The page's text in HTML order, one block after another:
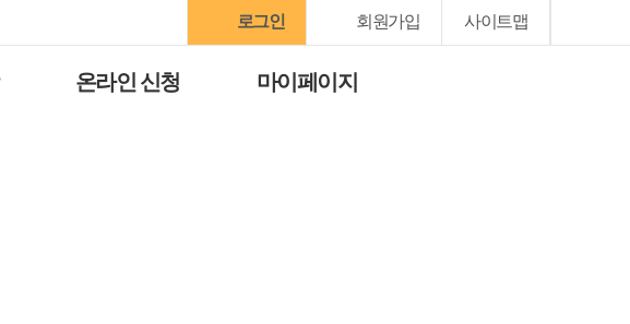
로그인 회원가입 사이트맵
온라인 신청 마이페이지